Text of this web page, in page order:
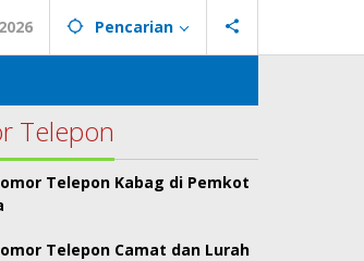
Pencarian
Telepon
Telepon Kabag di Pemkot
Telepon Camat dan Lurah